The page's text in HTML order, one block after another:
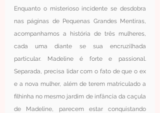
Enquanto o misterioso incidente se desdobra
nas páginas de Pequenas Grandes Mentiras,
acompanhamos a história de três mulheres,
cada uma diante se sua encruzilhada
particular. Madeline é forte e passional.
Separada, precisa lidar com o fato de que o ex
e a nova mulher, além de terem matriculado a
filhinha no mesmo jardim de infância da caçula
de Madeline, parecem estar conquistando